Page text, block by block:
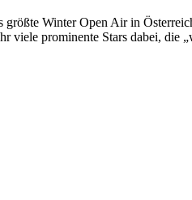
größte Winter Open Air in
viele prominente Stars dabei, die